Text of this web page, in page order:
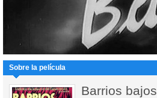
Sobre la película
Barrios bajos